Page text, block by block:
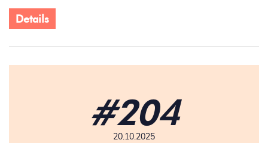
Details
#204
20.10.2025